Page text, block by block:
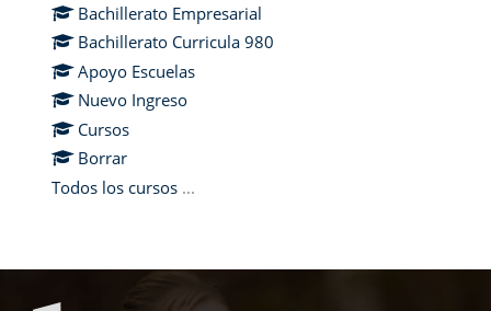
Bachillerato Empresarial
Bachillerato Curricula 980
Apoyo Escuelas
Nuevo Ingreso
Cursos
Borrar
Todos los cursos ...